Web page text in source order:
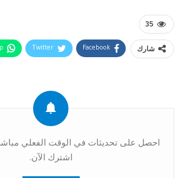
35
شارك Facebook
Twitter
احصل على تحديثات في الوقت الفعلي
اشترك الآن.